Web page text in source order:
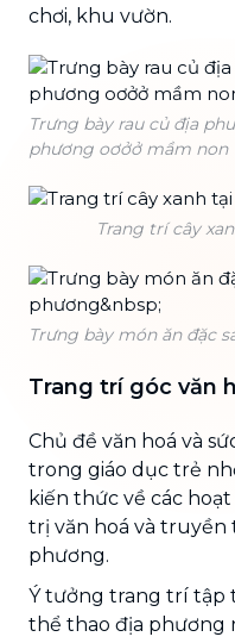
chơi, khu vườn.
Trưng bày rau củ địa
phương oơởở mầm non
Trang trí cây
Trưng bày món ăn đặc
Trang trí góc văn
Chủ đề văn hoá và
trong giáo dục trẻ
kiến thức về các
trị văn hoá và truyền
phương.
Ý tưởng trang trí tập
thể thao địa phương